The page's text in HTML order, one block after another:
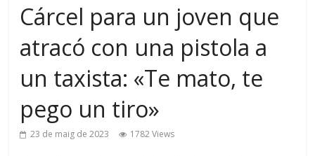
Cárcel para un joven que
atracó con una pistola a
un taxista: «Te mato, te
pego un tiro»
23 de maig de 2023 1782 Views